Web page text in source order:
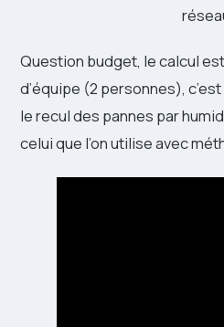
Question budget, le calcul
d’équipe (2 personnes),
le recul des pannes par
celui que l’on utilise avec